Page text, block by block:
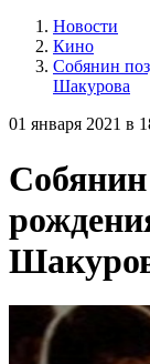
Новости
Кино
Собянин
Шакурова
01 января 2021 в